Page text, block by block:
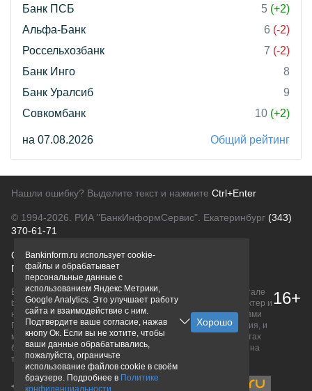
Банк ПСБ
5 (+2)
Альфа-Банк
6 (-2)
Россельхозбанк
7 (-2)
Банк Инго
8
Банк Уралсиб
9
Совкомбанк
10 (+2)
на 07.08.2026 Общий рейтинг
Нашли ошибку? Выделите текст и нажмите Ctrl+Enter
© 1994-2026. РИА "БанкИнформСервис". Екатеринбург (343)
370-61-71
О проектеПолитика конфиденциальности
Правовая информацияДля рекламодателей
Вся информация о продуктах банков, размещенная на портале
bankinform.ru, носит исключительно ознакомительный характер и
не является публичной офертой, определяемой положениями
ГК РФ. Информация не содержит точного и полного описания, и
может быть изменена. Конечные условия уточняйте на сайтах
банков или при личном обращении. Исключительное право на
товарные знаки принадлежит их правообладателям.
16+
Bankinform.ru использует cookie-
файлы и обрабатывает
персональные данные с
использованием Яндекс Метрики,
Google Analytics. Это улучшает работу
сайта и взаимодействие с ним.
Подтвердите ваше согласие, нажав
кнопу Ок. Если вы не хотите, чтобы
ваши данные обрабатывались,
пожалуйста, ограничьте
использование файлов cookie в своём
браузере. Подробнее в Политике
конфиденциальности